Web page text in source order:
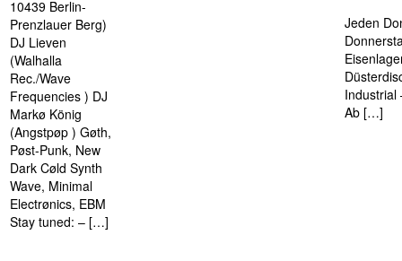
10439 Berlin-
Prenzlauer Berg)
DJ Lieven
(Walhalla
Rec./Wave
Frequencies ) DJ
Markø König
(Angstpøp ) Gøth,
Pøst-Punk, New
Dark Cøld Synth
Wave, Minimal
Electrønics, EBM
Stay tuned: – […]
Jeden
Industrial
Ab […]